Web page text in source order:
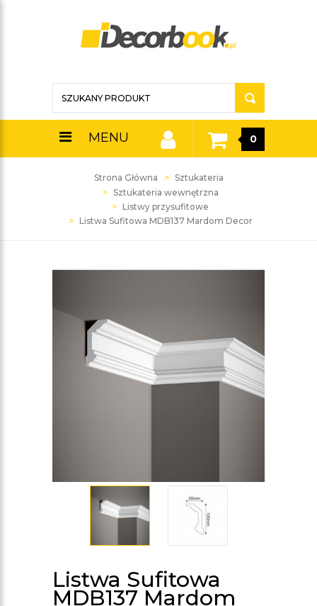
MENU 0
Strona Główna
Sztukateria
Sztukateria wewnętrzna
Listwy przysufitowe
Listwa Sufitowa MDB137 Mardom Decor
Listwa Sufitowa
MDB137 Mardom